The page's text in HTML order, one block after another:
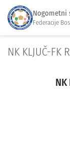
Nogometni
Federacije
NK KLJUČ-FK
NK